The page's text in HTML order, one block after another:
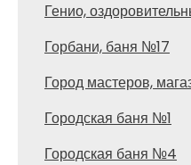
Генио,
Горбани, баня №17
Город мастеров,
Городская баня №1
Городская баня №4